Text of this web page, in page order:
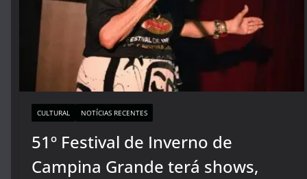
CULTURAL NOTÍCIAS RECENTES
51º Festival de Inverno de
Campina Grande terá shows,